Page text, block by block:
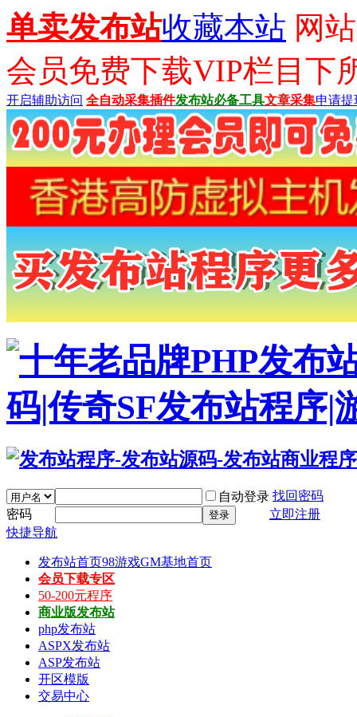
单卖发布站收藏本站 网
会员免费下载VIP栏目下
开启辅助访问 全自动采集插件发布站必备工具文章采集申请提
自动登录 找回密码
密码
登录
立即注册
快捷导航
发布站首页98游戏GM基地首页
会员下载专区
50-200元程序
商业版发布站
php发布站
ASPX发布站
ASP发布站
开区模版
交易中心